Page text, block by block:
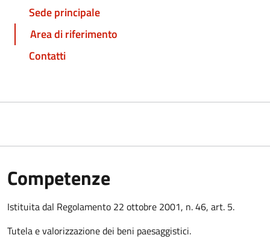
Sede principale
Area di riferimento
Contatti
Competenze
Istituita dal Regolamento 22 ottobre 2001, n. 46, art. 5.
Tutela e valorizzazione dei beni paesaggistici.